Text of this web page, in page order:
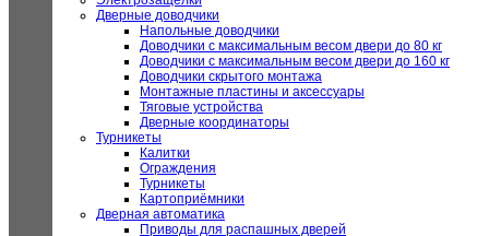
Дверные доводчики
Напольные доводчики
Доводчики с максимальным весом двери до 80 кг
Доводчики с максимальным весом двери до 160 кг
Доводчики скрытого монтажа
Монтажные пластины и аксессуары
Тяговые устройства
Дверные координаторы
Турникеты
Калитки
Ограждения
Турникеты
Картоприёмники
Дверная автоматика
Приводы для распашных дверей